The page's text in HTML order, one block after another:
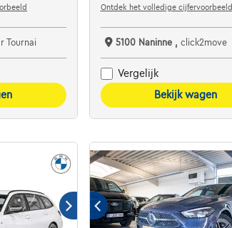
Tournai
Ontdek het volledige cijfervoorbeeld
5100 Naninne , click2move
Vergelijk
Bekijk wagen